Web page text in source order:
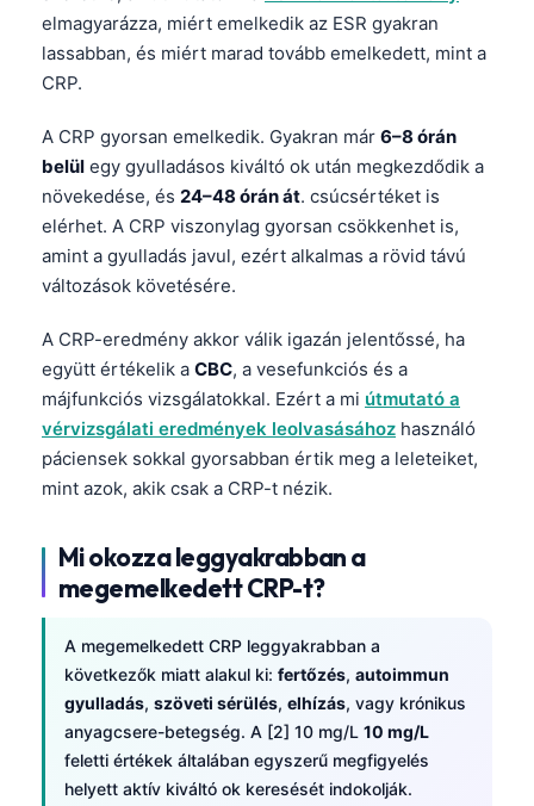
elmagyarázza, miért emelkedik az ESR gyakran
lassabban, és miért marad tovább emelkedett, mint a
CRP.
A CRP gyorsan emelkedik. Gyakran már 6–8 órán
belül egy gyulladásos kiváltó ok után megkezdődik a
növekedése, és 24–48 órán át. csúcsértéket is
elérhet. A CRP viszonylag gyorsan csökkenhet is,
amint a gyulladás javul, ezért alkalmas a rövid távú
változások követésére.
A CRP-eredmény akkor válik igazán jelentőssé, ha
együtt értékelik a CBC, a vesefunkciós és a
májfunkciós vizsgálatokkal. Ezért a mi útmutató a
vérvizsgálati eredmények leolvasásához használó
páciensek sokkal gyorsabban értik meg a leleteiket,
mint azok, akik csak a CRP-t nézik.
Mi okozza leggyakrabban a
megemelkedett CRP-t?
A megemelkedett CRP leggyakrabban a
következők miatt alakul ki: fertőzés, autoimmun
gyulladás, szöveti sérülés, elhízás, vagy krónikus
anyagcsere-betegség. A [2] 10 mg/L 10 mg/L
feletti értékek általában egyszerű megfigyelés
helyett aktív kiváltó ok keresését indokolják.